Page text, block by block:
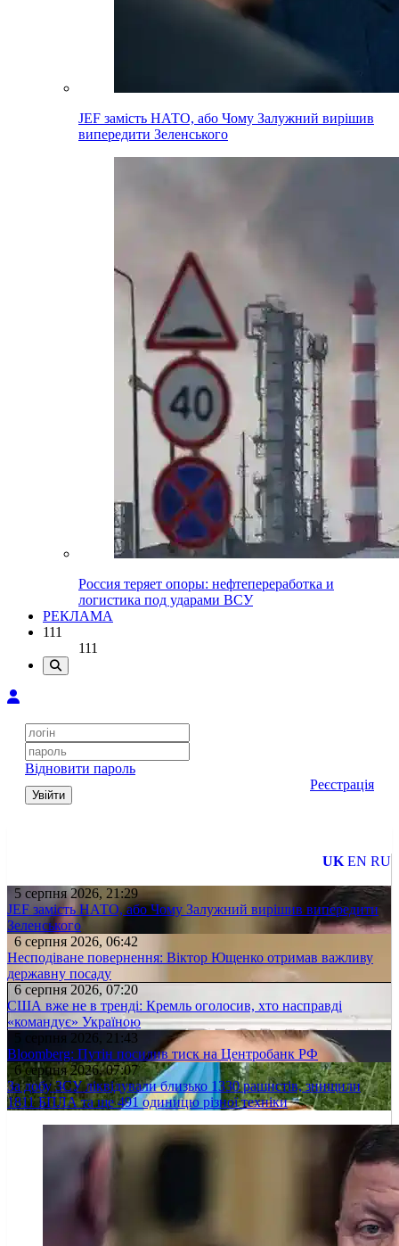
JEF замість НАТО, або Чому Залужний вирішив
випередити Зеленського
Россия теряет опоры: нефтепереработка и
логистика под ударами ВСУ
РЕКЛАМА
111
111
Відновити пароль
Увійти
Реєстрація
UK EN RU
5 серпня 2026, 21:29
JEF замість НАТО, або Чому Залужний вирішив випередити
Зеленського
6 серпня 2026, 06:42
Несподіване повернення: Віктор Ющенко отримав важливу
державну посаду
6 серпня 2026, 07:20
США вже не в тренді: Кремль оголосив, хто насправді
«командує» Україною
5 серпня 2026, 21:43
Bloomberg: Путін посилив тиск на Центробанк РФ
6 серпня 2026, 07:07
За добу ЗСУ ліквідували близько 1330 рашистів, знищили
1811 БПЛА та ще 491 одиницю різної техніки